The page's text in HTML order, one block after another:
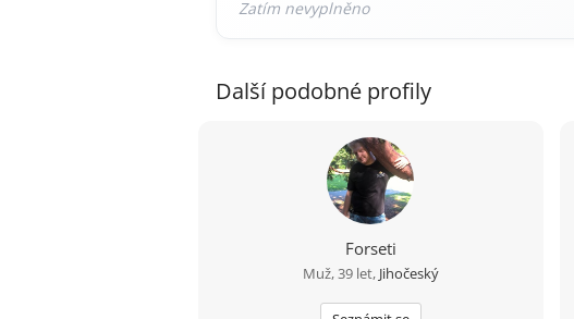
Další podobné profily
Forseti
Muž, 39 let, Jihočeský